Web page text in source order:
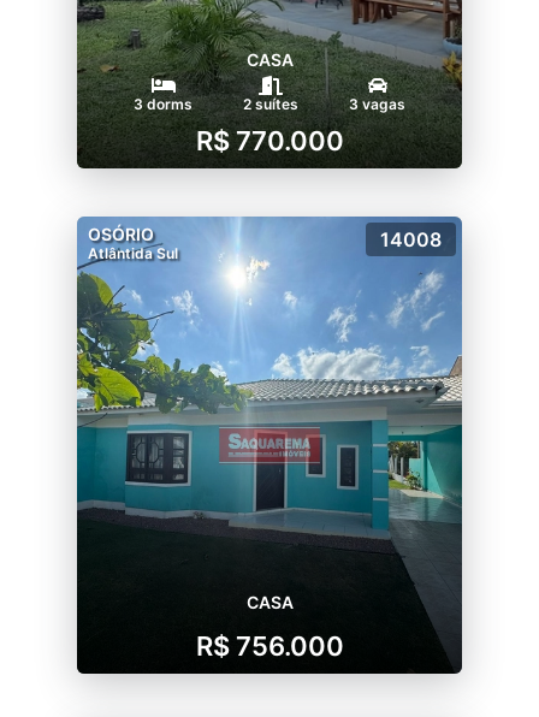
CASA
3 dorms 2 suítes 3 vagas
R$ 770.000
OSÓRIO
Atlântida Sul
14008
CASA
R$ 756.000